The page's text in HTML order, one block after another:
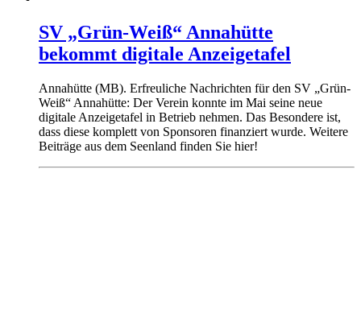
SV „Grün-Weiß“ Annahütte
bekommt digitale Anzeigetafel
Annahütte (MB). Erfreuliche Nachrichten für den SV „Grün-
Weiß“ Annahütte: Der Verein konnte im Mai seine neue
digitale Anzeigetafel in Betrieb nehmen. Das Besondere ist,
dass diese komplett von Sponsoren finanziert wurde. Weitere
Beiträge aus dem Seenland finden Sie hier!